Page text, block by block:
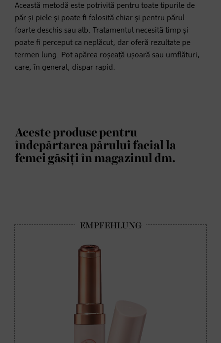
Această metodă este potrivită pentru toate tipurile de
păr și piele și poate fi folosită chiar și pentru părul
foarte deschis sau alb. Tratamentul necesită timp și
poate fi perceput ca neplăcut, dar oferă rezultate pe
termen lung. Pot apărea roșeață ușoară sau umflături,
care, în general, dispar rapid.
Aceste produse pentru
îndepărtarea părului facial la
femei găsiți în magazinul dm.